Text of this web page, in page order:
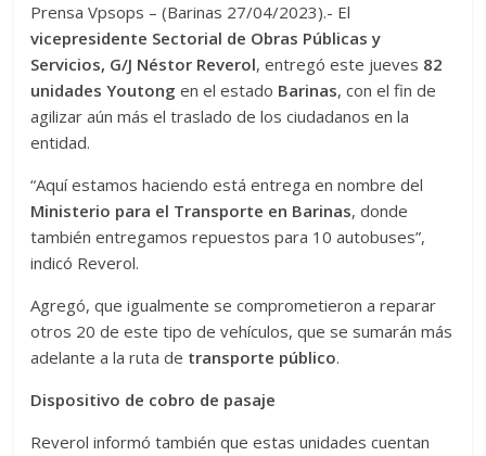
Prensa Vpsops – (Barinas 27/04/2023).- El
vicepresidente Sectorial de Obras Públicas y
Servicios, G/J Néstor Reverol, entregó este jueves 82
unidades Youtong en el estado Barinas, con el fin de
agilizar aún más el traslado de los ciudadanos en la
entidad.
“Aquí estamos haciendo está entrega en nombre del
Ministerio para el Transporte en Barinas, donde
también entregamos repuestos para 10 autobuses”,
indicó Reverol.
Agregó, que igualmente se comprometieron a reparar
otros 20 de este tipo de vehículos, que se sumarán más
adelante a la ruta de transporte público.
Dispositivo de cobro de pasaje
Reverol informó también que estas unidades cuentan